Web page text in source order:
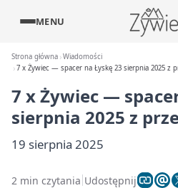
MENU
Strona główna Wiadomości
7 x Żywiec — spacer na Łyskę 23 sierpnia 2025 z
7 x Żywiec —
sierpnia 2025 z
19 sierpnia 2025
2 min czytania Udostępnij